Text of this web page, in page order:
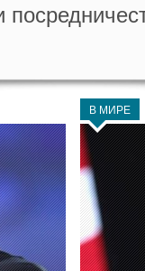
В МИРЕ